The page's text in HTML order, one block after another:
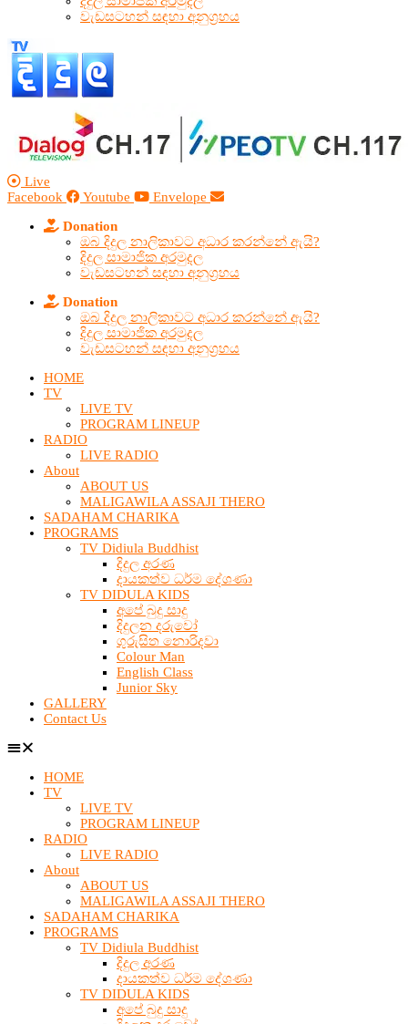
වැඩසටහන් සඳහා අනුග්‍රහය
Live
Facebook
Youtube Envelope
Donation
ඔබ දිදුල නාලිකාවට අධාර කරන්නේ ඇයි?
දිදුල සාමාජික අරමුදල
වැඩසටහන් සඳහා අනුග්‍රහය
Donation
ඔබ දිදුල නාලිකාවට අධාර කරන්නේ ඇයි?
දිදුල සාමාජික අරමුදල
වැඩසටහන් සඳහා අනුග්‍රහය
HOME
TV
LIVE TV
PROGRAM LINEUP
RADIO
LIVE RADIO
About
ABOUT US
MALIGAWILA ASSAJI THERO
SADAHAM CHARIKA
PROGRAMS
TV Didiula Buddhist
දිදුල අරණ
දායකත්ව ධර්ම දේශණා
TV DIDULA KIDS
අපේ බුදු සාදු
දිදුලන දරුවෝ
ගුරුසිත නොරිදවා
Colour Man
English Class
Junior Sky
GALLERY
Contact Us
HOME
TV
LIVE TV
PROGRAM LINEUP
RADIO
LIVE RADIO
About
ABOUT US
MALIGAWILA ASSAJI THERO
SADAHAM CHARIKA
PROGRAMS
TV Didiula Buddhist
දිදුල අරණ
දායකත්ව ධර්ම දේශණා
TV DIDULA KIDS
අපේ බුදු සාදු